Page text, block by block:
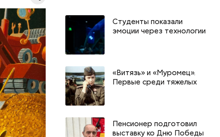
Студенты показали
эмоции через технологии
«Витязь» и «Муромец».
Первые среди тяжелых
Пенсионер подготовил
выставку ко Дню Победы